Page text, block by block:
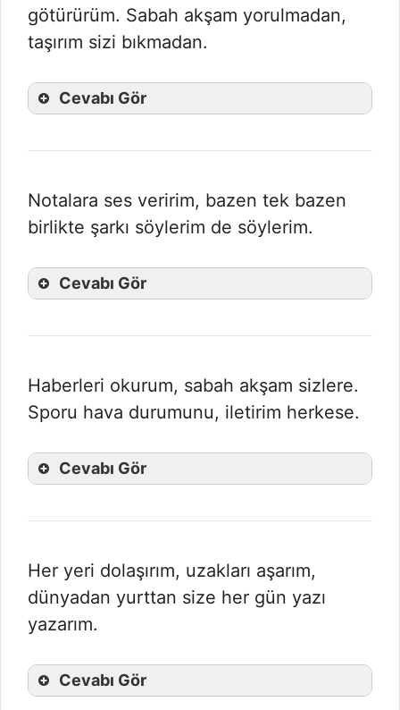
götürürüm. Sabah akşam yorulmadan,
taşırım sizi bıkmadan.
Cevabı Gör
Notalara ses veririm, bazen tek bazen
birlikte şarkı söylerim de söylerim.
Cevabı Gör
Haberleri okurum, sabah akşam sizlere.
Sporu hava durumunu, iletirim herkese.
Cevabı Gör
Her yeri dolaşırım, uzakları aşarım,
dünyadan yurttan size her gün yazı
yazarım.
Cevabı Gör